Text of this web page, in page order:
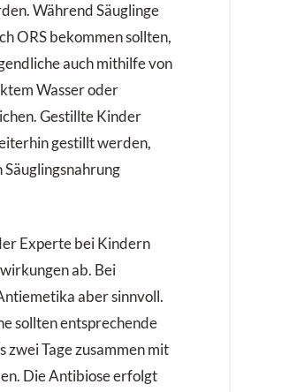
Während Säuglinge
ORS bekommen sollten,
auch mithilfe von
Wasser oder
Gestillte Kinder
gestillt werden,
Experte bei Kindern
ab. Bei
aber sinnvoll.
sollten entsprechende
Tage zusammen mit
Die Antibiose erfolgt